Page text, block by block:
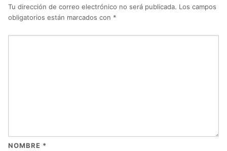
Tu dirección de correo electrónico no será publicada. Los campos
obligatorios están marcados con *
NOMBRE *